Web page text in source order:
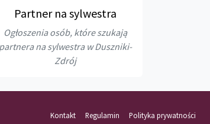
Partner na sylwestra
Ogłoszenia osób, które szukają
partnera na sylwestra w Duszniki-
Zdrój
Kontakt Regulamin Polityka prywatności